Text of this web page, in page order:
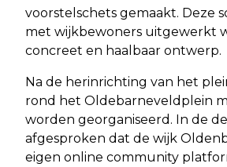
voorstelschets gemaakt. Deze
met wijkbewoners uitgewerkt
concreet en haalbaar ontwerp.
Na de herinrichting van het
rond het Oldebarneveldplein
worden georganiseerd. In de
afgesproken dat de wijk
eigen online community